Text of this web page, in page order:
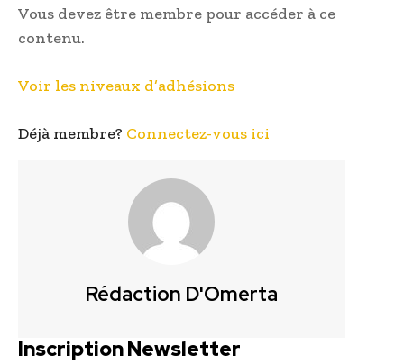
Vous devez être membre pour accéder à ce
contenu.
Voir les niveaux d’adhésions
Déjà membre? Connectez-vous ici
Rédaction D'Omerta
Inscription Newsletter